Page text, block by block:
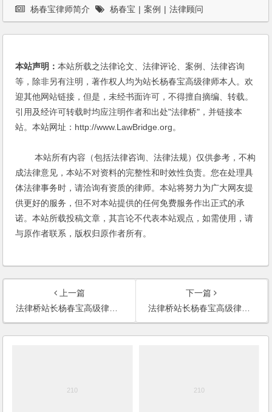
杨春宝律师简介 杨春宝 | 案例 | 法律顾问
本站声明：本站所载之法律论文、法律评论、案例、法律咨询
等，除非另有注明，著作权人均为站长杨春宝高级律师本人。欢
迎其他网站链接，但是，未经书面许可，不得擅自摘编、转载。
引用及经许可转载时均应注明作者和出处"法律桥"，并链接本
站。本站网址：http://www.LawBridge.org。
本站所有内容（包括法律咨询、法律法规）仅供参考，不构
成法律意见，本站不对资料的完整性和时效性负责。您在处理具
体法律事务时，请洽询有资质的律师。本站将努力为广大网友提
供更好的服务，但不对本站提供的任何免费服务作出正式的承
诺。本站所载投稿文章，其言论不代表本站观点，如需使用，请
与原作者联系，版权归原作者所有。
上一篇
法律桥站长杨春宝高级律师专业服务方向
下一篇
法律桥站长杨春宝高级律师专业经历